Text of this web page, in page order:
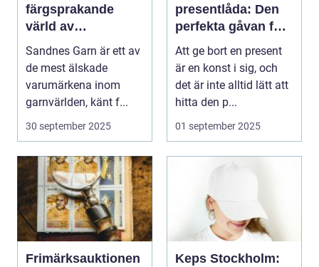
färgsprakande
värld av
möjligheter
Sandnes Garn är ett av
de mest älskade
varumärkena inom
garnvärlden, känt f...
30 september 2025
presentlåda: Den
perfekta gåvan för
alla tillfällen
Att ge bort en present
är en konst i sig, och
det är inte alltid lätt att
hitta den p...
01 september 2025
Frimärksauktionen
Keps Stockholm: